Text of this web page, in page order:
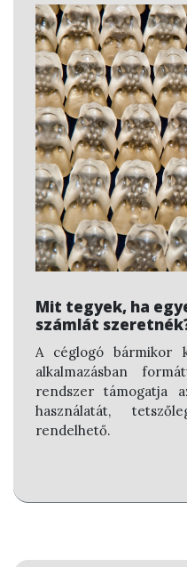
Mit tegyek, ha
számlát
A céglogó bármikor
alkalmazásban
rendszer támogatja
használatát,
rendelhető.